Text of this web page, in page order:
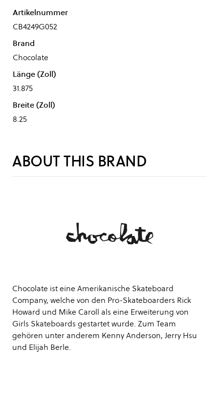
Artikelnummer
CB4249G052
Brand
Chocolate
Länge (Zoll)
31.875
Breite (Zoll)
8.25
ABOUT THIS BRAND
Chocolate ist eine Amerikanische Skateboard
Company, welche von den Pro-Skateboarders Rick
Howard und Mike Caroll als eine Erweiterung von
Girls Skateboards gestartet wurde. Zum Team
gehören unter anderem Kenny Anderson, Jerry Hsu
und Elijah Berle.